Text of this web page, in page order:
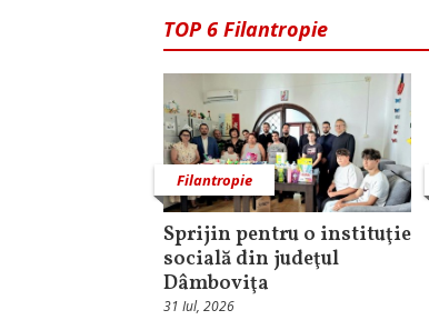
TOP 6 Filantropie
Filantropie
Sprijin pentru o instituţie
socială din judeţul
Dâmboviţa
31 Iul, 2026